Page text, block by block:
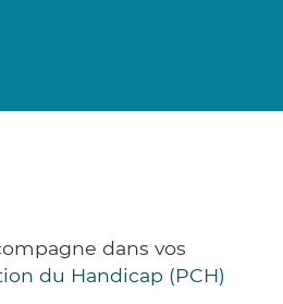
dans vos
du Handicap (PCH)